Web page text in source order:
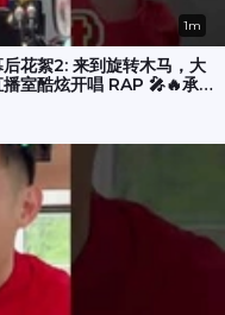
1m
花絮2: 来到旋转木马，大
室酷炫开唱 RAP 🎤🔥承尧